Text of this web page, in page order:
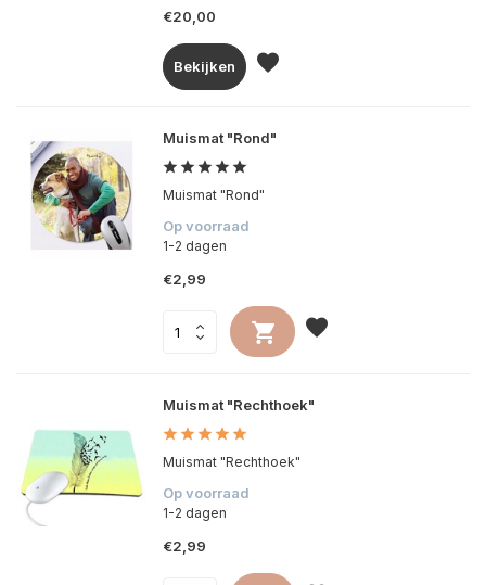
€20,00
Bekijken
Muismat "Rond"
Muismat "Rond"
Op voorraad
1-2 dagen
€2,99
Muismat "Rechthoek"
Muismat "Rechthoek"
Op voorraad
1-2 dagen
€2,99